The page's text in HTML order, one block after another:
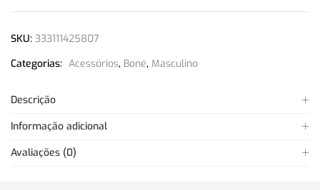
SKU: 333111425807
Categorias: Acessórios, Boné, Masculino
Descrição
Informação adicional
Avaliações (0)